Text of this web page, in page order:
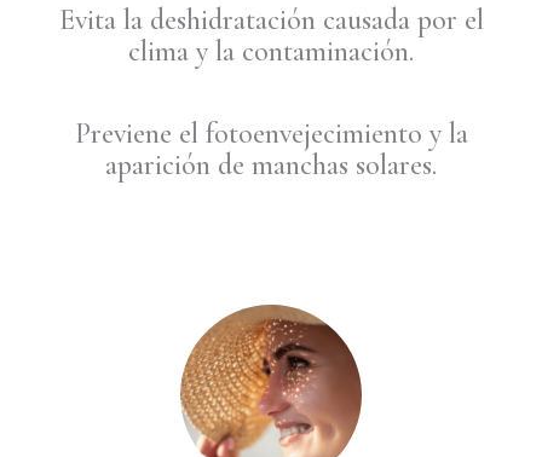
Evita la deshidratación causada por el
clima y la contaminación.
Previene el fotoenvejecimiento y la
aparición de manchas solares.